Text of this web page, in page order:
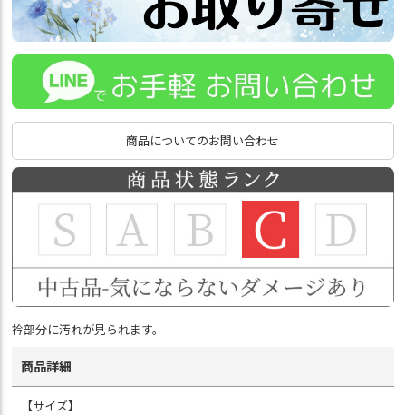
商品についてのお問い合わせ
衿部分に汚れが見られます。
商品詳細
【サイズ】